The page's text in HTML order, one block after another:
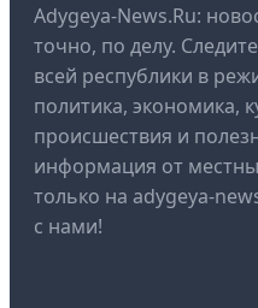
Adygeya-News.Ru:
точно, по делу.
всей республики в
политика, экономика,
происшествия и
информация от
только на adygeya-
с нами!